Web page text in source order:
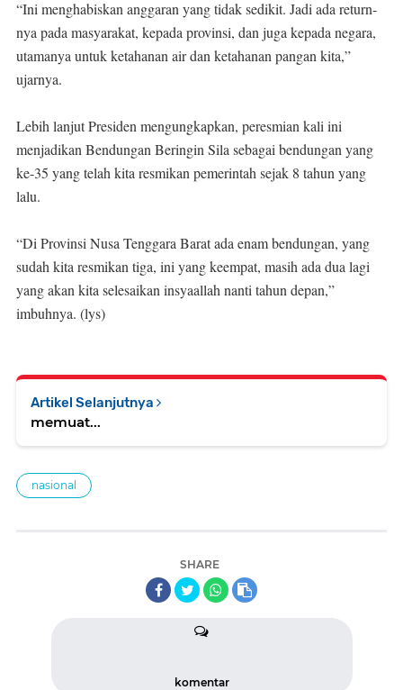
“Ini menghabiskan anggaran yang tidak sedikit. Jadi ada return-
nya pada masyarakat, kepada provinsi, dan juga kepada negara,
utamanya untuk ketahanan air dan ketahanan pangan kita,”
ujarnya.
Lebih lanjut Presiden mengungkapkan, peresmian kali ini
menjadikan Bendungan Beringin Sila sebagai bendungan yang
ke-35 yang telah kita resmikan pemerintah sejak 8 tahun yang
lalu.
“Di Provinsi Nusa Tenggara Barat ada enam bendungan, yang
sudah kita resmikan tiga, ini yang keempat, masih ada dua lagi
yang akan kita selesaikan insyaallah nanti tahun depan,”
imbuhnya. (lys)
Artikel Selanjutnya
memuat...
nasional
SHARE
komentar